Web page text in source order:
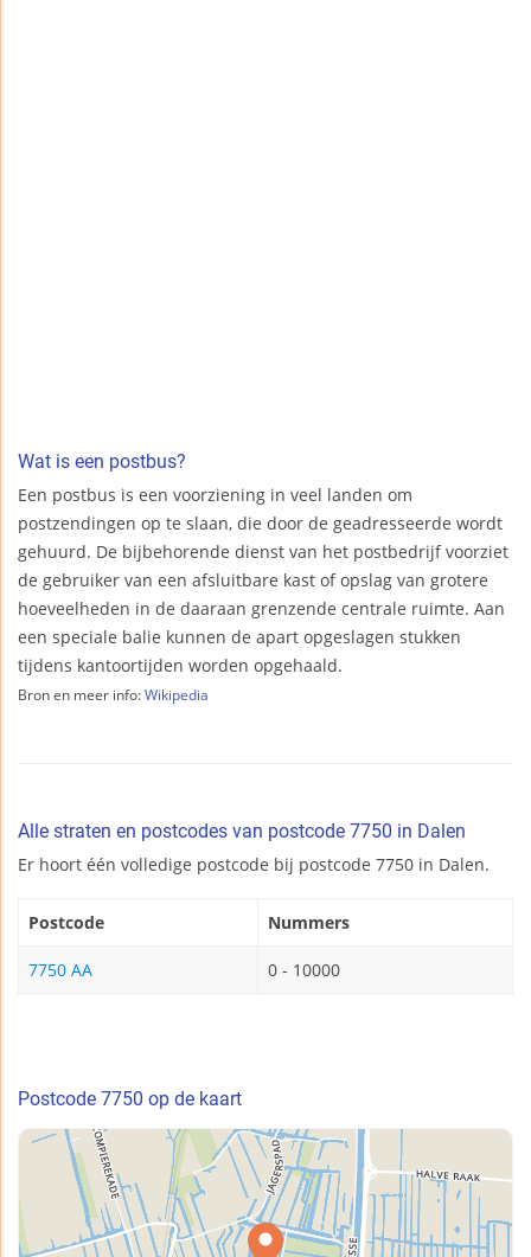
Wat is een postbus?
Een postbus is een voorziening in veel landen om
postzendingen op te slaan, die door de geadresseerde wordt
gehuurd. De bijbehorende dienst van het postbedrijf voorziet
de gebruiker van een afsluitbare kast of opslag van grotere
hoeveelheden in de daaraan grenzende centrale ruimte. Aan
een speciale balie kunnen de apart opgeslagen stukken
tijdens kantoortijden worden opgehaald.
Bron en meer info: Wikipedia
Alle straten en postcodes van postcode 7750 in Dalen
Er hoort één volledige postcode bij postcode 7750 in Dalen.
Postcode Nummers
7750 AA 0 - 10000
Postcode 7750 op de kaart